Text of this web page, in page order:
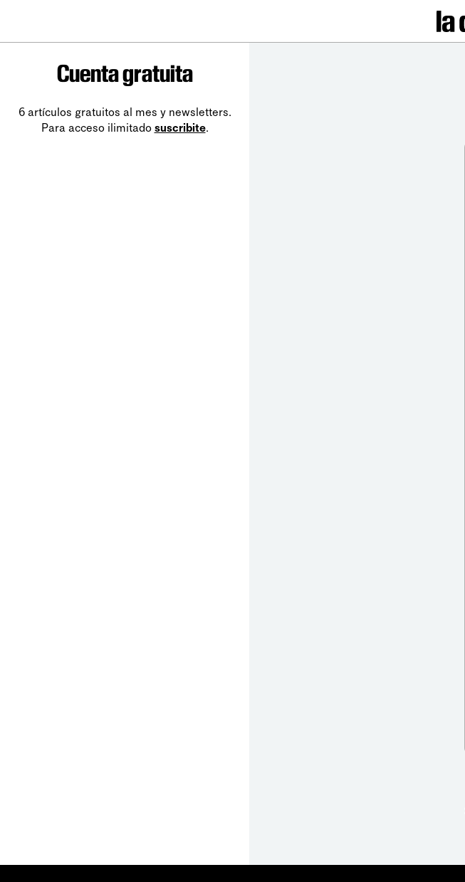
Cuenta gratuita
6 artículos gratuitos al mes y newsletters.
Para acceso ilimitado suscribite.